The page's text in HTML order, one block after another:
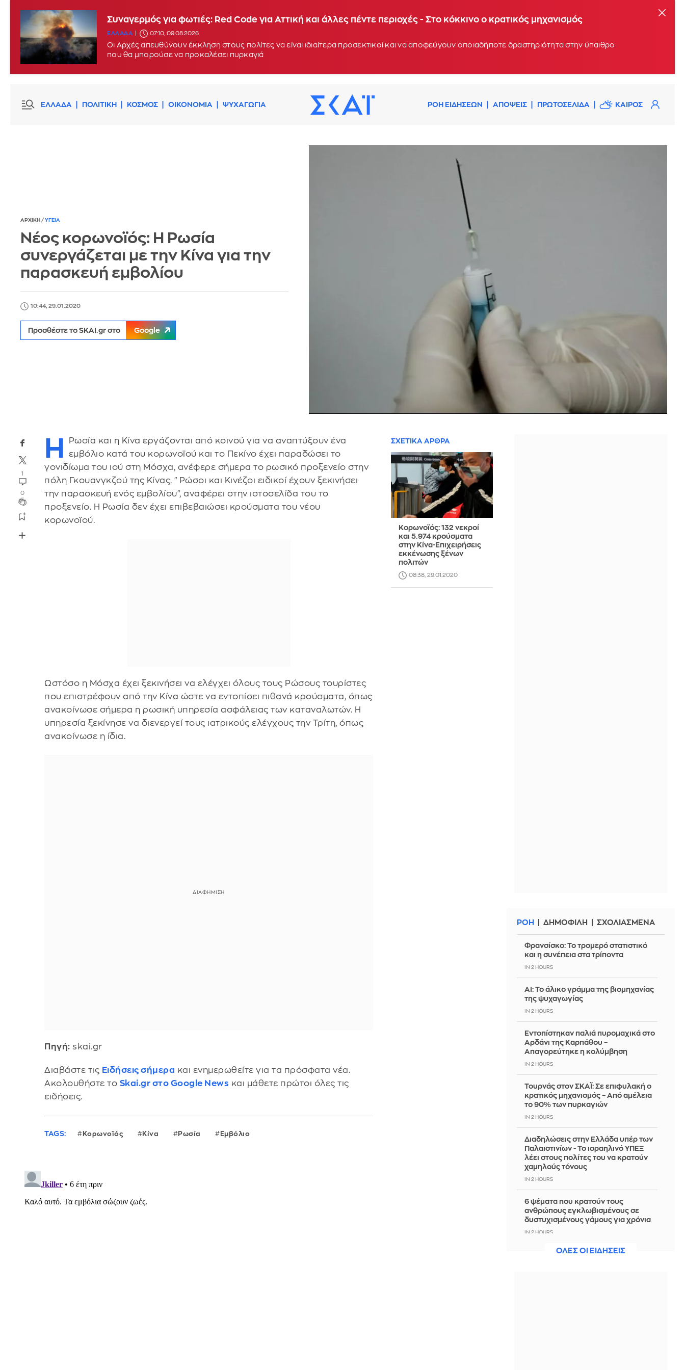
Συναγερμός για φωτιές: Red Code για Αττική και άλλες πέντε περιοχές - Στο κόκκινο ο κρατικός μηχανισμός
ΕΛΛΑΔΑ 07:10, 09.08.2026
Οι Αρχές απευθύνουν έκκληση στους πολίτες να είναι ιδιαίτερα προσεκτικοί και να αποφεύγουν οποιαδήποτε δραστηριότητα στην ύπαιθρο
που θα μπορούσε να προκαλέσει πυρκαγιά
ΕΛΛΑΔΑ ΠΟΛΙΤΙΚΗ ΚΟΣΜΟΣ ΟΙΚΟΝΟΜΙΑ ΨΥΧΑΓΩΓΙΑ ΡΟΗ ΕΙΔΗΣΕΩΝ ΑΠΟΨΕΙΣ ΠΡΩΤΟΣΕΛΙΔΑ ΚΑΙΡΟΣ
ΑΡΧΙΚΗ / ΥΓΕΙΑ
Νέος κορωνοϊός: Η Ρωσία
συνεργάζεται με την Κίνα για την
παρασκευή εμβολίου
10:44, 29.01.2020
Προσθέστε το SKAI.gr στο Google
1
0
Η
Ρωσία και η Κίνα εργάζονται από κοινού για να αναπτύξουν ένα
εμβόλιο κατά του κορωνοϊού και το Πεκίνο έχει παραδώσει το
γονιδίωμα του ιού στη Μόσχα, ανέφερε σήμερα το ρωσικό προξενείο στην
πόλη Γκουανγκζού της Κίνας. "Ρώσοι και Κινέζοι ειδικοί έχουν ξεκινήσει
την παρασκευή ενός εμβολίου", αναφέρει στην ιστοσελίδα του το
προξενείο. Η Ρωσία δεν έχει επιβεβαιώσει κρούσματα του νέου
κορωνοϊού.
Ωστόσο η Μόσχα έχει ξεκινήσει να ελέγχει όλους τους Ρώσους τουρίστες
που επιστρέφουν από την Κίνα ώστε να εντοπίσει πιθανά κρούσματα, όπως
ανακοίνωσε σήμερα η ρωσική υπηρεσία ασφάλειας των καταναλωτών. Η
υπηρεσία ξεκίνησε να διενεργεί τους ιατρικούς ελέγχους την Τρίτη, όπως
ανακοίνωσε η ίδια.
Πηγή: skai.gr
Διαβάστε τις Ειδήσεις σήμερα και ενημερωθείτε για τα πρόσφατα νέα.
Ακολουθήστε το Skai.gr στο Google News και μάθετε πρώτοι όλες τις
ειδήσεις.
TAGS: Κορωνοϊός Κίνα Ρωσία Εμβόλιο
ΣΧΕΤΙΚΑ ΑΡΘΡΑ
Κορωνοϊός: 132 νεκροί
και 5.974 κρούσματα
στην Κίνα-Επιχειρήσεις
εκκένωσης ξένων
πολιτών
08:38, 29.01.2020
ΡΟΗ ΔΗΜΟΦΙΛΗ ΣΧΟΛΙΑΣΜΕΝΑ
Φρανσίσκο: Το τρομερό στατιστικό
και η συνέπεια στα τρίποντα
IN 2 HOURS
AI: Το άλικο γράμμα της βιομηχανίας
της ψυχαγωγίας
IN 2 HOURS
Εντοπίστηκαν παλιά πυρομαχικά στο
Αρδάνι της Καρπάθου –
Απαγορεύτηκε η κολύμβηση
IN 2 HOURS
Τουρνάς στον ΣΚΑΪ: Σε επιφυλακή ο
κρατικός μηχανισμός – Από αμέλεια
το 90% των πυρκαγιών
IN 2 HOURS
Διαδηλώσεις στην Ελλάδα υπέρ των
Παλαιστινίων - Το ισραηλινό ΥΠΕΞ
λέει στους πολίτες του να κρατούν
χαμηλούς τόνους
IN 2 HOURS
6 ψέματα που κρατούν τους
ανθρώπους εγκλωβισμένους σε
δυστυχισμένους γάμους για χρόνια
IN 2 HOURS
ΣΥΡΙΖΑ: Να αποσυρθούν οι Patriot
ΟΛΕΣ ΟΙ ΕΙΔΗΣΕΙΣ